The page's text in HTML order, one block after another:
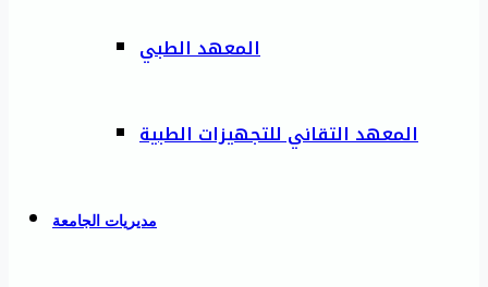
المعهد الطبي
المعهد التقاني للتجهيزات الطبية
مديريات الجامعة